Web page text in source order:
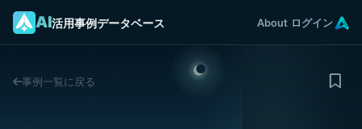
AI活用事例データベース About ログイン
事例一覧に戻る